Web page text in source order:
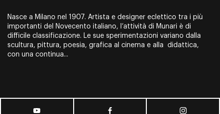
Nasce a Milano nel 1907. Artista e designer eclettico tra i più
importanti del Novecento italiano, l’attività di Munari è di
difficile classificazione. Le sue sperimentazioni variano dalla
scultura, pittura, poesia, grafica al cinema e alla didattica,
con una continua...